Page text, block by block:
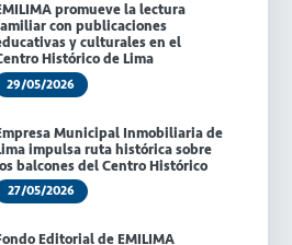
promueve la lectura
con publicaciones
y culturales en el
Histórico de Lima
29/05/2026
Municipal Inmobiliaria de
impulsa ruta histórica sobre
balcones del Centro Histórico
27/05/2026
Editorial de EMILIMA